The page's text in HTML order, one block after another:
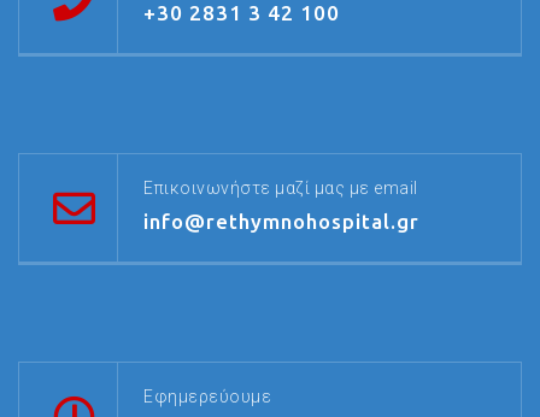
+30 2831 3 42 100
Επικοινωνήστε μαζί μας με email
info@rethymnohospital.gr
Εφημερεύουμε